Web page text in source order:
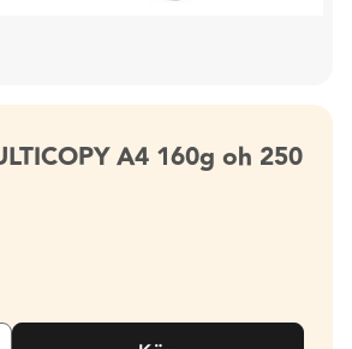
A4 160g oh 250